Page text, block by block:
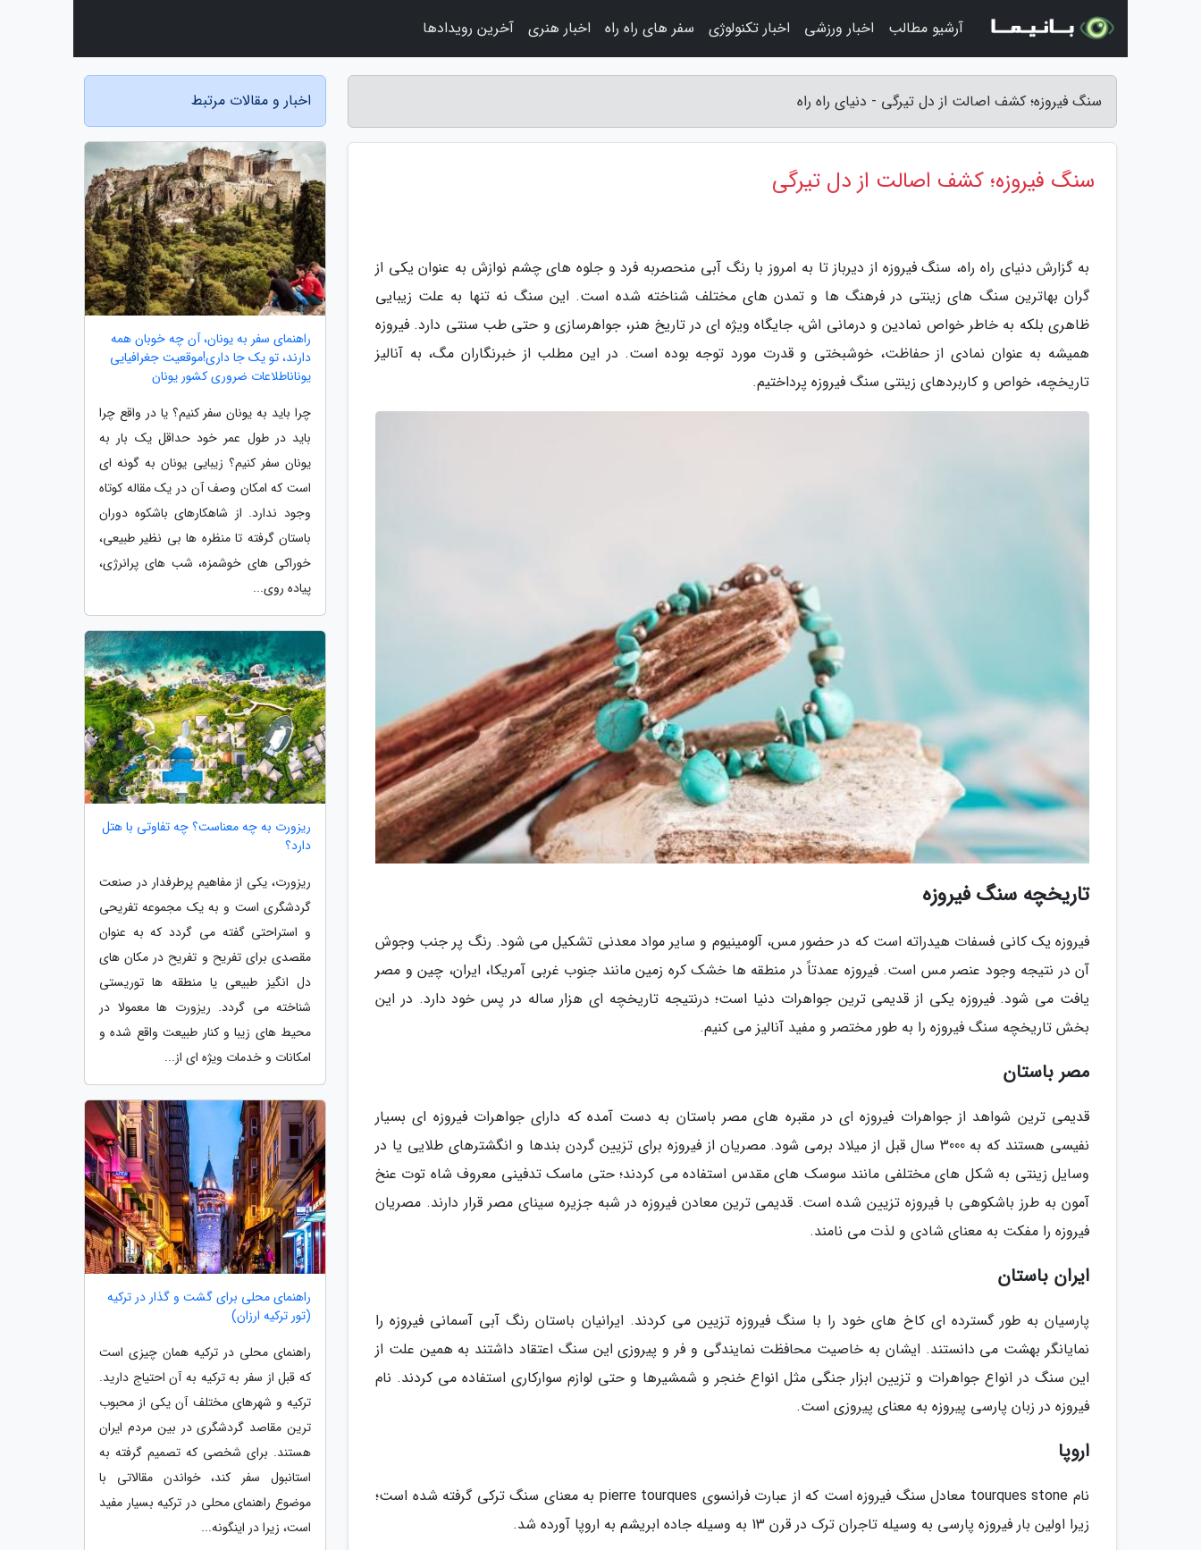
سنگ فیروزه؛ کشف اصالت از دل تیرگی - دنیای راه راه
سنگ فیروزه؛ کشف اصالت از دل تیرگی
به گزارش دنیای راه راه، سنگ فیروزه از دیرباز تا به امروز با رنگ آبی منحصربه فرد و جلوه های چشم نوازش به عنوان یکی از
گران بهاترین سنگ های زینتی در فرهنگ ها و تمدن های مختلف شناخته شده است. این سنگ نه تنها به علت زیبایی
ظاهری بلکه به خاطر خواص نمادین و درمانی اش، جایگاه ویژه ای در تاریخ هنر، جواهرسازی و حتی طب سنتی دارد. فیروزه
همیشه به عنوان نمادی از حفاظت، خوشبختی و قدرت مورد توجه بوده است. در این مطلب از خبرنگاران مگ، به آنالیز
تاریخچه، خواص و کاربردهای زینتی سنگ فیروزه پرداختیم.
تاریخچه سنگ فیروزه
فیروزه یک کانی فسفات هیدراته است که در حضور مس، آلومینیوم و سایر مواد معدنی تشکیل می شود. رنگ پر جنب وجوش
آن در نتیجه وجود عنصر مس است. فیروزه عمدتاً در منطقه ها خشک کره زمین مانند جنوب غربی آمریکا، ایران، چین و مصر
یافت می شود. فیروزه یکی از قدیمی ترین جواهرات دنیا است؛ درنتیجه تاریخچه ای هزار ساله در پس خود دارد. در این
بخش تاریخچه سنگ فیروزه را به طور مختصر و مفید آنالیز می کنیم.
مصر باستان
قدیمی ترین شواهد از جواهرات فیروزه ای در مقبره های مصر باستان به دست آمده که دارای جواهرات فیروزه ای بسیار
نفیسی هستند که به 3000 سال قبل از میلاد برمی شود. مصریان از فیروزه برای تزیین گردن بندها و انگشترهای طلایی یا در
وسایل زینتی به شکل های مختلفی مانند سوسک های مقدس استفاده می کردند؛ حتی ماسک تدفینی معروف شاه توت عنخ
آمون به طرز باشکوهی با فیروزه تزیین شده است. قدیمی ترین معادن فیروزه در شبه جزیره سینای مصر قرار دارند. مصریان
فیروزه را مفکت به معنای شادی و لذت می نامند.
ایران باستان
پارسیان به طور گسترده ای کاخ های خود را با سنگ فیروزه تزیین می کردند. ایرانیان باستان رنگ آبی آسمانی فیروزه را
نمایانگر بهشت می دانستند. ایشان به خاصیت محافظت نمایندگی و فر و پیروزی این سنگ اعتقاد داشتند به همین علت از
این سنگ در انواع جواهرات و تزیین ابزار جنگی مثل انواع خنجر و شمشیرها و حتی لوازم سوارکاری استفاده می کردند. نام
فیروزه در زبان پارسی پیروزه به معنای پیروزی است.
اروپا
نام tourques stone معادل سنگ فیروزه است که از عبارت فرانسوی pierre tourques به معنای سنگ ترکی گرفته شده است؛
زیرا اولین بار فیروزه پارسی به وسیله تاجران ترک در قرن 13 به وسیله جاده ابریشم به اروپا آورده شد.
اخبار و مقالات مرتبط
راهنمای سفر به یونان، آن چه خوبان همه
دارند، تو یک جا داری!موقعیت جغرافیایی
یوناناطلاعات ضروری کشور یونان
چرا باید به یونان سفر کنیم؟ یا در واقع چرا
باید در طول عمر خود حداقل یک بار به
یونان سفر کنیم؟ زیبایی یونان به گونه ای
است که امکان وصف آن در یک مقاله کوتاه
وجود ندارد. از شاهکارهای باشکوه دوران
باستان گرفته تا منظره ها بی نظیر طبیعی،
خوراکی های خوشمزه، شب های پرانرژی،
پیاده روی...
ریزورت به چه معناست؟ چه تفاوتی با هتل
دارد؟
ریزورت، یکی از مفاهیم پرطرفدار در صنعت
گردشگری است و به یک مجموعه تفریحی
و استراحتی گفته می گردد که به عنوان
مقصدی برای تفریح و تفریح در مکان های
دل انگیز طبیعی یا منطقه ها توریستی
شناخته می گردد. ریزورت ها معمولا در
محیط های زیبا و کنار طبیعت واقع شده و
امکانات و خدمات ویژه ای از...
راهنمای محلی برای گشت و گذار در ترکیه
(تور ترکیه ارزان)
راهنمای محلی در ترکیه همان چیزی است
که قبل از سفر به ترکیه به آن احتیاج دارید.
ترکیه و شهرهای مختلف آن یکی از محبوب
ترین مقاصد گردشگری در بین مردم ایران
هستند. برای شخصی که تصمیم گرفته به
استانبول سفر کند، خواندن مقالاتی با
موضوع راهنمای محلی در ترکیه بسیار مفید
است، زیرا در اینگونه...
آرشیو مطالب اخبار ورزشی اخبار تکنولوژی سفر های راه راه اخبار هنری آخرین رویدادها